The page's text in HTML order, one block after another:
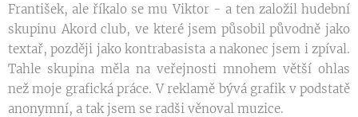
František, ale říkalo se mu Viktor - a ten založil hudební
skupinu Akord club, ve které jsem působil původně jako
textař, později jako kontrabasista a nakonec jsem i zpíval.
Tahle skupina měla na veřejnosti mnohem větší ohlas
než moje grafická práce. V reklamě bývá grafik v podstatě
anonymní, a tak jsem se radši věnoval muzice.